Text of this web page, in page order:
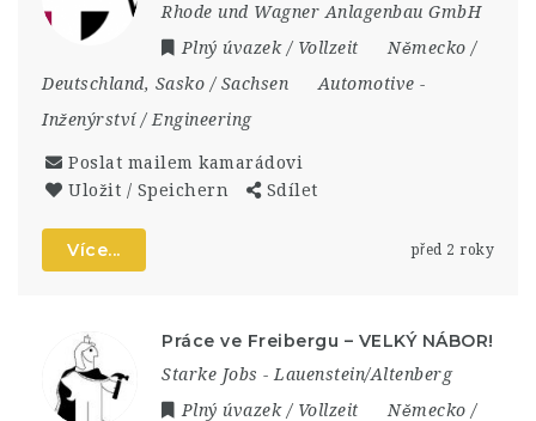
Rhode und Wagner Anlagenbau GmbH
Plný úvazek / Vollzeit
Německo /
Deutschland, Sasko / Sachsen Automotive -
Inženýrství / Engineering
Poslat mailem kamarádovi
Uložit / Speichern
Sdílet
Více... před 2 roky
Práce ve Freibergu – VELKÝ NÁBOR!
Starke Jobs - Lauenstein/Altenberg
Plný úvazek / Vollzeit
Německo /